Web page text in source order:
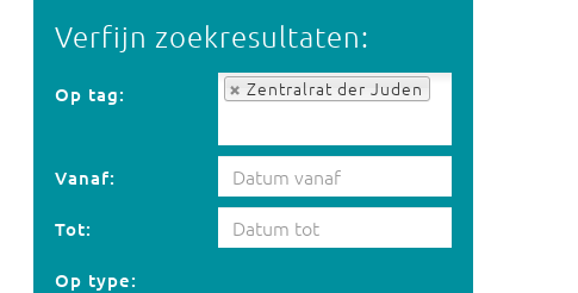
Verfijn zoekresultaten:
Op tag: Zentralrat der Juden
Op tag:
Vanaf:
Tot:
Op type: